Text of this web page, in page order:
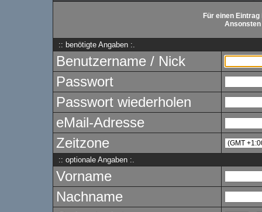
Für einen
Ansonsten
:: benötigte Angaben :.
Benutzername / Nick
Passwort
Passwort wiederholen
eMail-Adresse
Zeitzone
:: optionale Angaben :.
Vorname
Nachname